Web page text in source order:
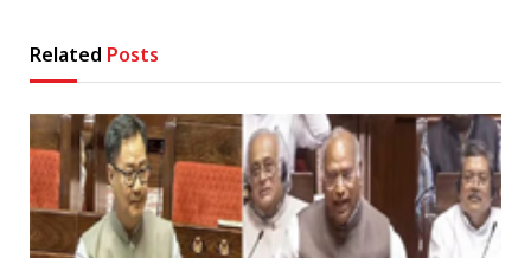
Related Posts